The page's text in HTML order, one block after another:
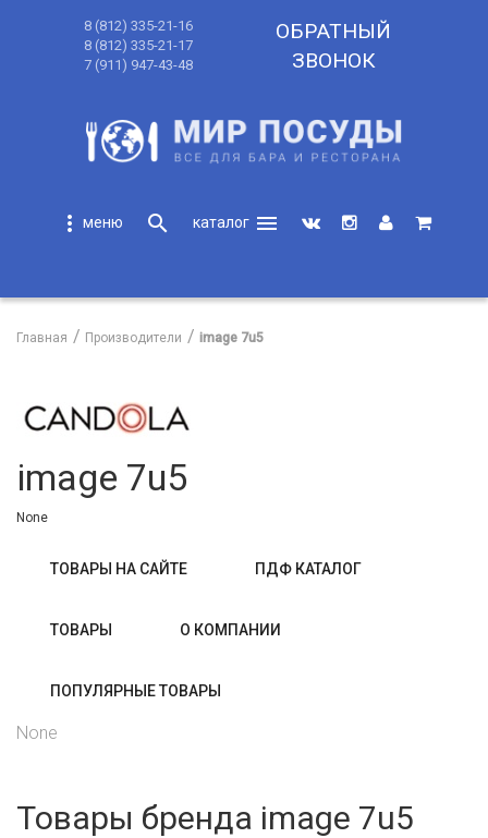
8 (812) 335-21-16
8 (812) 335-21-17
7 (911) 947-43-48
ОБРАТНЫЙ
ЗВОНОК
more_vert search
menu
Главная Производители image 7u5
image 7u5
None
ТОВАРЫ НА САЙТЕ ПДФ КАТАЛОГ
ТОВАРЫ О КОМПАНИИ
ПОПУЛЯРНЫЕ ТОВАРЫ
None
Товары бренда image 7u5